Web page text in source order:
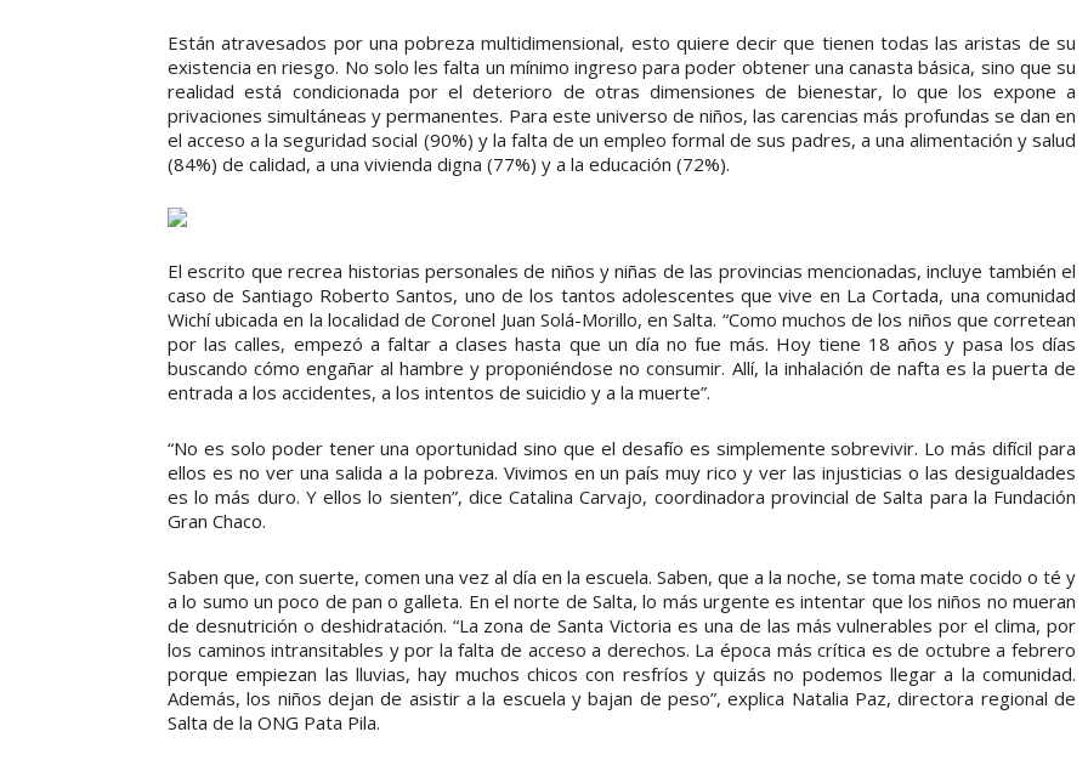
Están atravesados por una pobreza multidimensional, esto quiere decir que tienen todas las aristas de su
existencia en riesgo. No solo les falta un mínimo ingreso para poder obtener una canasta básica, sino que su
realidad está condicionada por el deterioro de otras dimensiones de bienestar, lo que los expone a
privaciones simultáneas y permanentes. Para este universo de niños, las carencias más profundas se dan en
el acceso a la seguridad social (90%) y la falta de un empleo formal de sus padres, a una alimentación y salud
(84%) de calidad, a una vivienda digna (77%) y a la educación (72%).
El escrito que recrea historias personales de niños y niñas de las provincias mencionadas, incluye también el
caso de Santiago Roberto Santos, uno de los tantos adolescentes que vive en La Cortada, una comunidad
Wichí ubicada en la localidad de Coronel Juan Solá-Morillo, en Salta. “Como muchos de los niños que corretean
por las calles, empezó a faltar a clases hasta que un día no fue más. Hoy tiene 18 años y pasa los días
buscando cómo engañar al hambre y proponiéndose no consumir. Allí, la inhalación de nafta es la puerta de
entrada a los accidentes, a los intentos de suicidio y a la muerte”.
“No es solo poder tener una oportunidad sino que el desafío es simplemente sobrevivir. Lo más difícil para
ellos es no ver una salida a la pobreza. Vivimos en un país muy rico y ver las injusticias o las desigualdades
es lo más duro. Y ellos lo sienten”, dice Catalina Carvajo, coordinadora provincial de Salta para la Fundación
Gran Chaco.
Saben que, con suerte, comen una vez al día en la escuela. Saben, que a la noche, se toma mate cocido o té y
a lo sumo un poco de pan o galleta. En el norte de Salta, lo más urgente es intentar que los niños no mueran
de desnutrición o deshidratación. “La zona de Santa Victoria es una de las más vulnerables por el clima, por
los caminos intransitables y por la falta de acceso a derechos. La época más crítica es de octubre a febrero
porque empiezan las lluvias, hay muchos chicos con resfríos y quizás no podemos llegar a la comunidad.
Además, los niños dejan de asistir a la escuela y bajan de peso”, explica Natalia Paz, directora regional de
Salta de la ONG Pata Pila.